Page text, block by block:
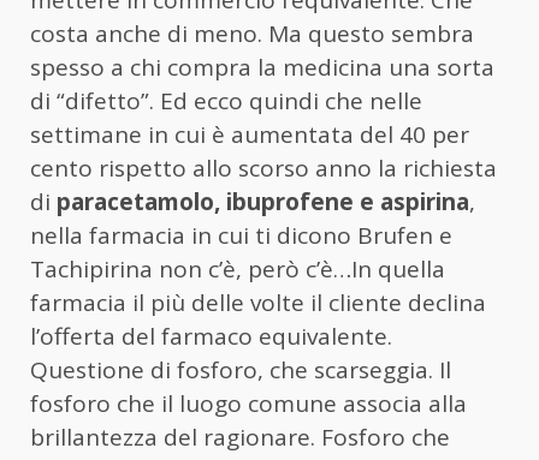
costa anche di meno. Ma questo sembra
spesso a chi compra la medicina una sorta
di “difetto”. Ed ecco quindi che nelle
settimane in cui è aumentata del 40 per
cento rispetto allo scorso anno la richiesta
di paracetamolo, ibuprofene e aspirina,
nella farmacia in cui ti dicono Brufen e
Tachipirina non c’è, però c’è…In quella
farmacia il più delle volte il cliente declina
l’offerta del farmaco equivalente.
Questione di fosforo, che scarseggia. Il
fosforo che il luogo comune associa alla
brillantezza del ragionare. Fosforo che